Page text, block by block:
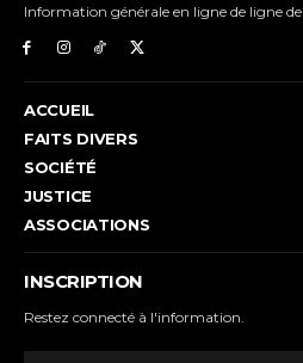
Information générale en ligne de ligne de
ACCUEIL
FAITS DIVERS
SOCIÉTÉ
JUSTICE
ASSOCIATIONS
INSCRIPTION
Restez connecté à l'information.